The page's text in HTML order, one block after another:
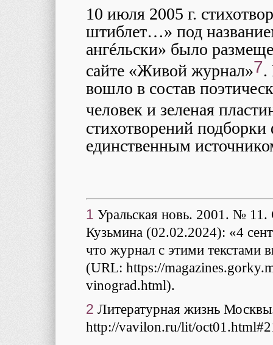
10 июля 2005 г.
штиблет…» под
ангéльски» было
сайте «Живой журнал»7.
вошло в состав
человек и зеленая
стихотворений
единственным
1 Уральская новь. 2001. №
Кузьмина (02.02.2024): «4
что журнал с этими текстами
(URL: https://
vinograd.html).
2 Литературная жизнь
http://vavilon.ru/lit/